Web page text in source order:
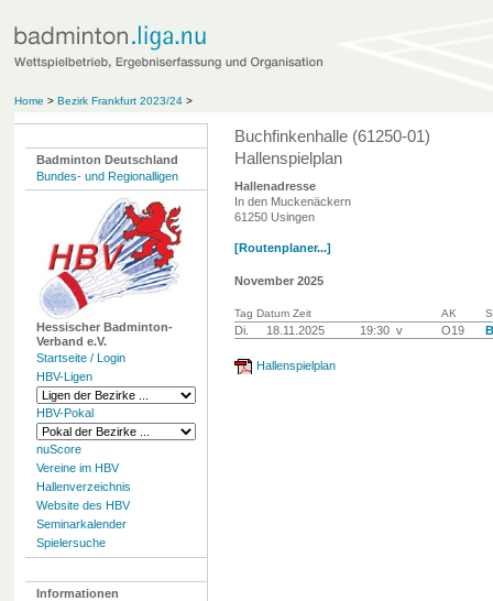
Home > Bezirk Frankfurt 2023/24>
Badminton Deutschland
Bundes- und Regionalligen
Hessischer Badminton-
Verband e.V.
Startseite / Login
HBV-Ligen
HBV-Pokal
nuScore
Vereine im HBV
Hallenverzeichnis
Website des HBV
Seminarkalender
Spielersuche
Informationen
Buchfinkenhalle (61250-01)
Hallenspielplan
Hallenadresse
In den Muckenäckern
61250 Usingen
[Routenplaner...]
November 2025
Tag Datum Zeit AK
Di. 18.11.2025 19:30 v O19
Hallenspielplan